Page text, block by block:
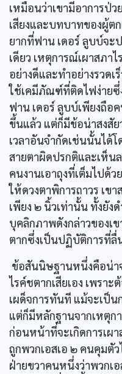
เหมือนว่าเขามีอาการป่
เสียงและบทบาทของผู้ต
ยากที่ฟาน เดอร์ ลูบบ์จะ
เดียว เหตุการณ์เผาสภา
อย่างดีและทำอย่างรวดเ
ใช้เคมีภัณฑ์ที่ติดไฟง่ายซึ่
ฟาน เดอร์ ลูบบ์เพียงถือ
ขึ้นแล้ว แต่ก็มีข้อน่าสงสัย
เวลาอันจำกัดเช่นนั้นได้
สายตาผิดปรกติและเห็นล
คนงานเอาถุงที่เต็มไปด้
ให้ดวงตาพิการถาวร เข
เพียง ๒ นิ้วเท่านั้น ทั้งยัง
บุคลิกภาพดังกล่าวของเ
ตากซึ่งเป็นปฏิบัติการที่ลื่
ข้อสันนิษฐานหนึ่งคือน่า
ไรค์ชตากเสียเอง เพราะ
เผด็จการทันที แม้จะเป็
แต่ก็มีหลักฐานจากเหตุ
ก่อนหน้าที่จะเกิดการเผ
ถูกพวกเอสเอ ๒ คนคุมตั
ฝ่ายขวาคนหนึ่งว่าพวกเ